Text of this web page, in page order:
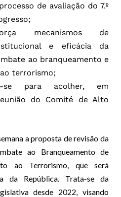
de avaliação do 7.º
mecanismos de
e eficácia da
ao branqueamento e
terrorismo;
se para acolher, em
do Comité de Alto
a proposta de revisão da
ao Branqueamento de
ao Terrorismo, que será
da República. Trata-se da
desde 2022, visando